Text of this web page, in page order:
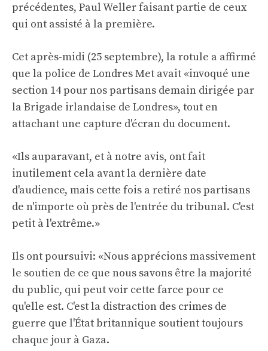
précédentes, Paul Weller faisant partie de ceux
qui ont assisté à la première.
Cet après-midi (25 septembre), la rotule a affirmé
que la police de Londres Met avait «invoqué une
section 14 pour nos partisans demain dirigée par
la Brigade irlandaise de Londres», tout en
attachant une capture d'écran du document.
«Ils auparavant, et à notre avis, ont fait
inutilement cela avant la dernière date
d'audience, mais cette fois a retiré nos partisans
de n'importe où près de l'entrée du tribunal. C'est
petit à l'extrême.»
Ils ont poursuivi: «Nous apprécions massivement
le soutien de ce que nous savons être la majorité
du public, qui peut voir cette farce pour ce
qu'elle est. C'est la distraction des crimes de
guerre que l'État britannique soutient toujours
chaque jour à Gaza.